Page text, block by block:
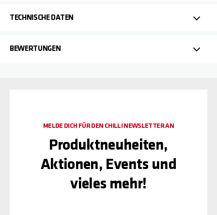
TECHNISCHE DATEN
BEWERTUNGEN
MELDE DICH FÜR DEN CHILLI NEWSLETTER AN
Produktneuheiten,
Aktionen, Events und
vieles mehr!